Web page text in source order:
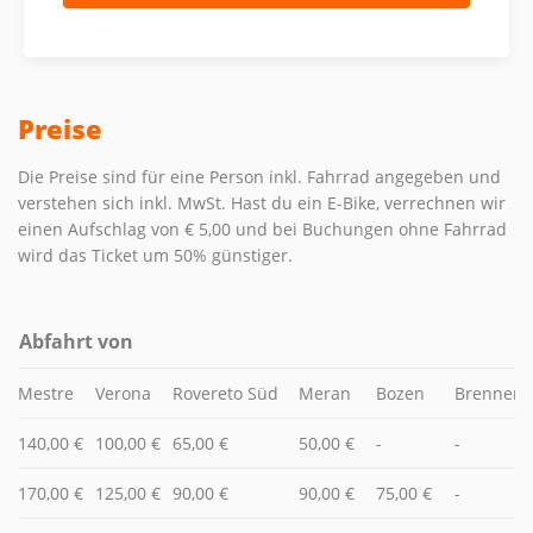
Preise
Die Preise sind für eine Person inkl. Fahrrad angegeben und
verstehen sich inkl. MwSt. Hast du ein E-Bike, verrechnen wir
einen Aufschlag von € 5,00 und bei Buchungen ohne Fahrrad
wird das Ticket um 50% günstiger.
Abfahrt von
Mestre Verona Rovereto Süd Meran Bozen Brenner
140,00 € 100,00 € 65,00 € 50,00 € - -
170,00 € 125,00 € 90,00 € 90,00 € 75,00 € -